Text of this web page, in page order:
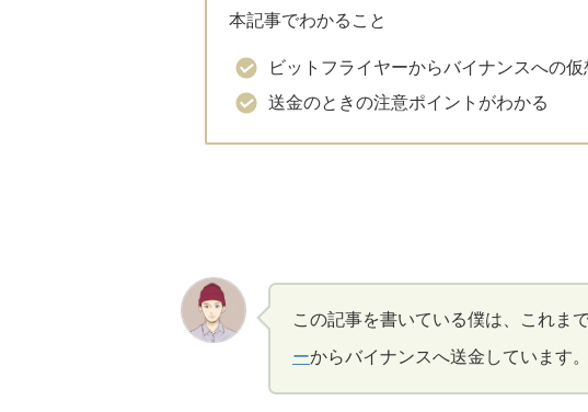
本記事でわかること
ビットフライヤーからバイナンスへの
送金のときの注意ポイントがわかる
この記事を書いている僕は、これま
ーからバイナンスへ送金しています。